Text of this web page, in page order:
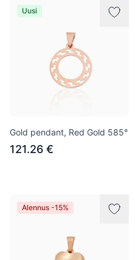
Uusi
Gold pendant, Red Gold 585°
121.26 €
Alennus -15%